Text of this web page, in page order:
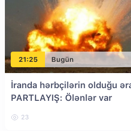
21:25 Bugün
İranda hərbçilərin olduğu
PARTLAYIŞ: Ölənlər var
23